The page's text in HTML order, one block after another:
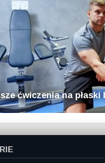
ćwiczenia na płaski